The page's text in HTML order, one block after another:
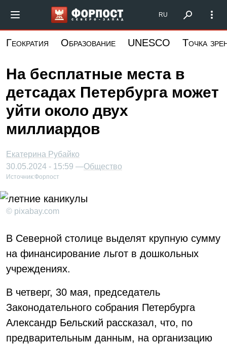
основному
Форпост Северо-Запад
RU
Геократия Образование UNESCO Точка
На бесплатные места в
детсадах Петербурга может
уйти около двух
миллиардов
Екатерина Рубайко
30.05.2024 - 15:59 —Общество
Источник:Форпост
© pixabay.com
В Северной столице выделят крупную сумму
на финансирование льгот в дошкольных
учреждениях.
В четверг, 30 мая, председатель
Законодательного собрания Петербурга
Александр Бельский рассказал, что, по
предварительным данным, на организацию